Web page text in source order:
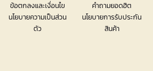
ข้อตกลงและเงื่อนไข
นโยบายความเป็นส่วน
ตัว
คำถามยอดฮิต
นโยบายการรับประกัน
สินค้า